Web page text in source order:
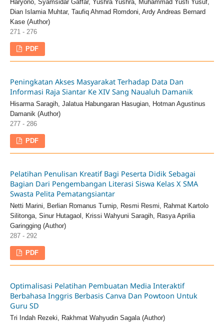
Haryono, Syamsidar Gaffar, Yushra Yushra, Muhammad Yusfi Yusuf,
Dian Islamia Muhtar, Taufiq Ahmad Romdoni, Ardy Andreas Bernard
Kase (Author)
271 - 276
PDF
Peningkatan Akses Masyarakat Terhadap Data Dan
Informasi Raja Siantar Ke XIV Sang Naualuh Damanik
Hisarma Saragih, Jalatua Habungaran Hasugian, Hotman Agustinus
Damanik (Author)
277 - 286
PDF
Pelatihan Penulisan Kreatif Bagi Peserta Didik Sebagai
Bagian Dari Pengembangan Literasi Siswa Kelas X SMA
Swasta Pelita Pematangsiantar
Netti Marini, Berlian Romanus Turnip, Resmi Resmi, Rahmat Kartolo
Silitonga, Sinur Hutagaol, Krissi Wahyuni Saragih, Rasya Aprilia
Garingging (Author)
287 - 292
PDF
Optimalisasi Pelatihan Pembuatan Media Interaktif
Berbahasa Inggris Berbasis Canva Dan Powtoon Untuk
Guru SD
Tri Indah Rezeki, Rakhmat Wahyudin Sagala (Author)